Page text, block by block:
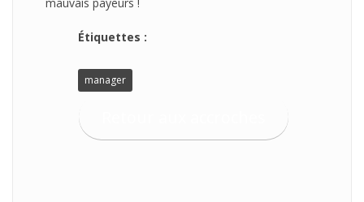
Étiquettes :
manager